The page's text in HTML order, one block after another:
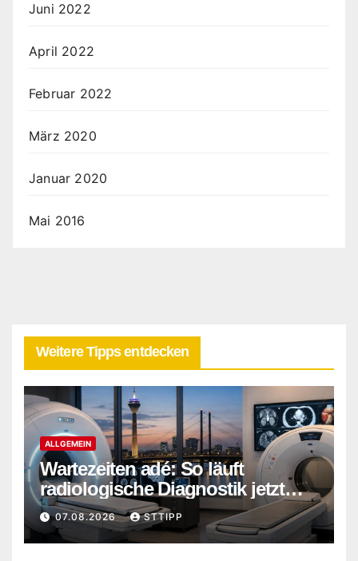
Juni 2022
April 2022
Februar 2022
März 2020
Januar 2020
Mai 2016
Weitere Tipps entdecken
ALLGEMEIN
Wartezeiten adé: So läuft
radiologische Diagnostik jetzt
ohne Verzögerung ab
07.08.2026 STTIPP